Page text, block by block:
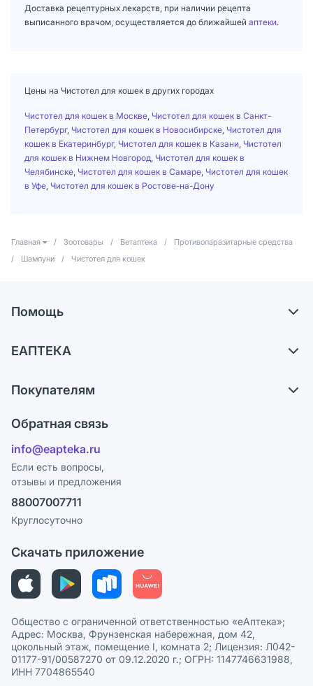
Доставка рецептурных лекарств, при наличии рецепта
выписанного врачом, осуществляется до ближайшей аптеки.
Цены на Чистотел для кошек в других городах
Чистотел для кошек в Москве Чистотел для кошек в Санкт-
Петербург, Чистотел для кошек в Новосибирске Чистотел для
кошек в Екатеринбург, Чистотел для кошек в Казани Чистотел
для кошек в Нижнем Новгород Чистотел для кошек в
Челябинске Чистотел для кошек в Самаре Чистотел для кошек
в Уфе Чистотел для кошек в Ростове-на-Дону
Главная / Зоотовары / Ветаптека /
Противопаразитарные средства
/
Шампуни / Чистотел для кошек
Помощь
Самовывоз из аптек
Ответы на вопросы
Блог
ЕАПТЕКА
Карьера
Поставщики
Лицензия
Реклама на сайте
Ваши товары на ЕАПТЕКЕ
Покупателям
Программа СберСпасибо
Политика конфиденциальности
Пользовательское соглашение
Политика рекомендаций
Этика и соответствие
Политика в отношении обработки персональных данных
Обратная связь
info@eapteka.ru
Если есть вопросы,
отзывы и предложения
88007007711
Круглосуточно
Скачать приложение
Общество с ограниченной ответственностью «еАптека»;
Адрес: Москва, Фрунзенская набережная, дом 42,
цокольный этаж, помещение I, комната 2; Лицензия: Л042-
01177-91/00587270 от 09.12.2020 г.; ОГРН: 1147746631988,
ИНН 7704865540